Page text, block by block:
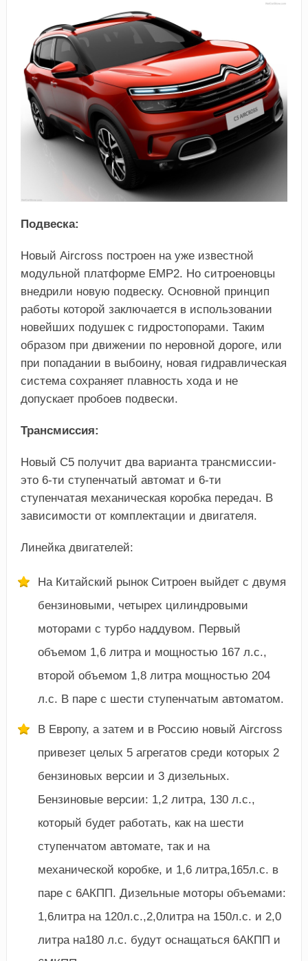
Подвеска:
Новый Aircross построен на уже известной
модульной платформе EMP2. Но ситроеновцы
внедрили новую подвеску. Основной принцип
работы которой заключается в использовании
новейших подушек с гидростопорами. Таким
образом при движении по неровной дороге, или
при попадании в выбоину, новая гидравлическая
система сохраняет плавность хода и не
допускает пробоев подвески.
Трансмиссия:
Новый C5 получит два варианта трансмиссии-
это 6-ти ступенчатый автомат и 6-ти
ступенчатая механическая коробка передач. В
зависимости от комплектации и двигателя.
Линейка двигателей:
На Китайский рынок Ситроен выйдет с двумя
бензиновыми, четырех цилиндровыми
моторами с турбо наддувом. Первый
объемом 1,6 литра и мощностью 167 л.с.,
второй объемом 1,8 литра мощностью 204
л.с. В паре с шести ступенчатым автоматом.
В Европу, а затем и в Россию новый Aircross
привезет целых 5 агрегатов среди которых 2
бензиновых версии и 3 дизельных.
Бензиновые версии: 1,2 литра, 130 л.с.,
который будет работать, как на шести
ступенчатом автомате, так и на
механической коробке, и 1,6 литра,165л.с. в
паре с 6АКПП. Дизельные моторы объемами:
1,6литра на 120л.с.,2,0литра на 150л.с. и 2,0
литра на180 л.с. будут оснащаться 6АКПП и